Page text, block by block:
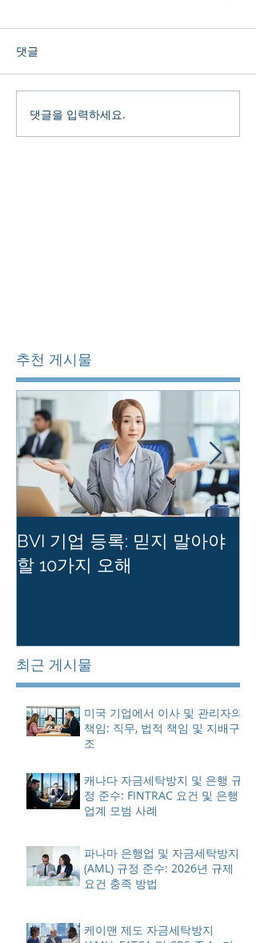
댓글
댓글을 입력하세요.
추천 게시물
BVI 기업 등록: 믿지 말아야
할 10가지 오해
최근 게시물
미국 기업에서 이사 및 관리자의
책임: 직무, 법적 책임 및 지배구
조
캐나다 자금세탁방지 및 은행 규
정 준수: FINTRAC 요건 및 은행
업계 모범 사례
파나마 은행업 및 자금세탁방지
(AML) 규정 준수: 2026년 규제
요건 충족 방법
케이맨 제도 자금세탁방지